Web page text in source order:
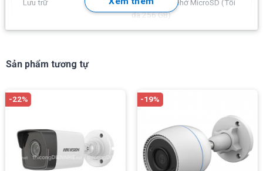
Phần mềm bản trọn đời Ezvizfull tính năng, cài đặt cho
tối đa 128 thiết bị cùng xem online
Xem đầy đủ tính năng và thông số kỹ thuật trên
filedatasheetcủa nhà sản xuất tại đây:
Lưu trữ
Khe cắm thẻ nhớ MicroSD (Tối
đa 256 GB)
kich_thuoc
Trọng lượng 218g (0.48lb)
Camera C6N; Chân đế; Bộ vít;
Dây điện 3m (9.8 ft.); Mẫu
khoan; Bộ đổi nguồn; Hướng
dẫn khởi động nhanh
Sản phẩm tương tự
-22% -19%